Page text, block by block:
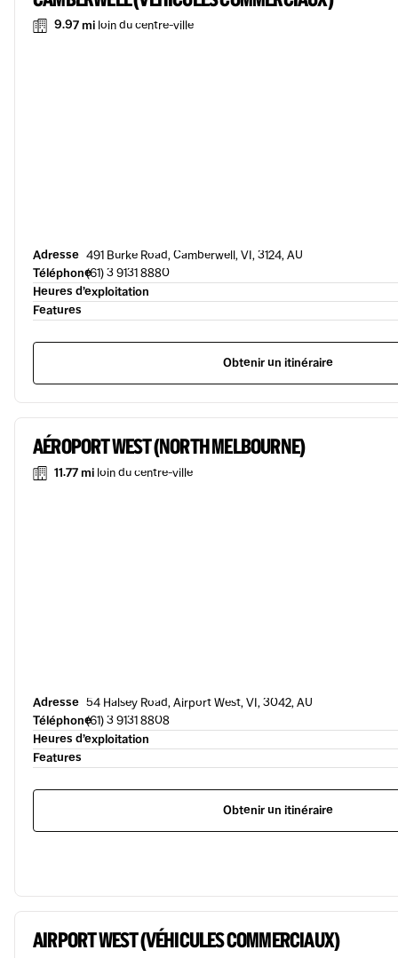
9.97 mi loin du centre-ville
Adresse 491 Burke Road, Camberwell, VI, 3124, AU
Téléphone(61) 3 9131 8880
Heures d’exploitation
Features
Obtenir un itinéraire
AÉROPORT WEST (NORTH MELBOURNE)
11.77 mi loin du centre-ville
Adresse 54 Halsey Road, Airport West, VI, 3042, AU
Téléphone(61) 3 9131 8808
Heures d’exploitation
Features
Obtenir un itinéraire
AIRPORT WEST (VÉHICULES COMMERCIAUX)